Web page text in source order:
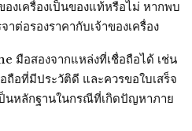
งเครื่องเป็นของแท้หรือไม่ หากพบ
าต่อรองราคากับเจ้าของเครื่อง
มือสองจากแหล่งที่เชื่อถือได้ เช่น
อที่มีประวัติดี และควรขอใบเสร็จ
นหลักฐานในกรณีที่เกิดปัญหาภาย